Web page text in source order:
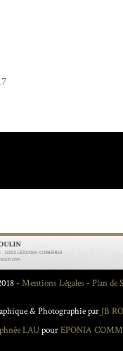
- Mentions Légales - Plan de
& Photographie par JB
LAUpourEPONIA